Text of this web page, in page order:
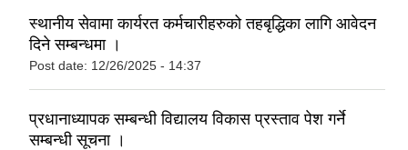
स्थानीय सेवामा कार्यरत कर्मचारीहरुको तहबृद्धिका लागि आवेदन
दिने सम्बन्धमा ।
Post date: 12/26/2025 - 14:37
प्रधानाध्यापक सम्बन्धी विद्यालय विकास प्रस्ताव पेश गर्ने
सम्बन्धी सूचना ।